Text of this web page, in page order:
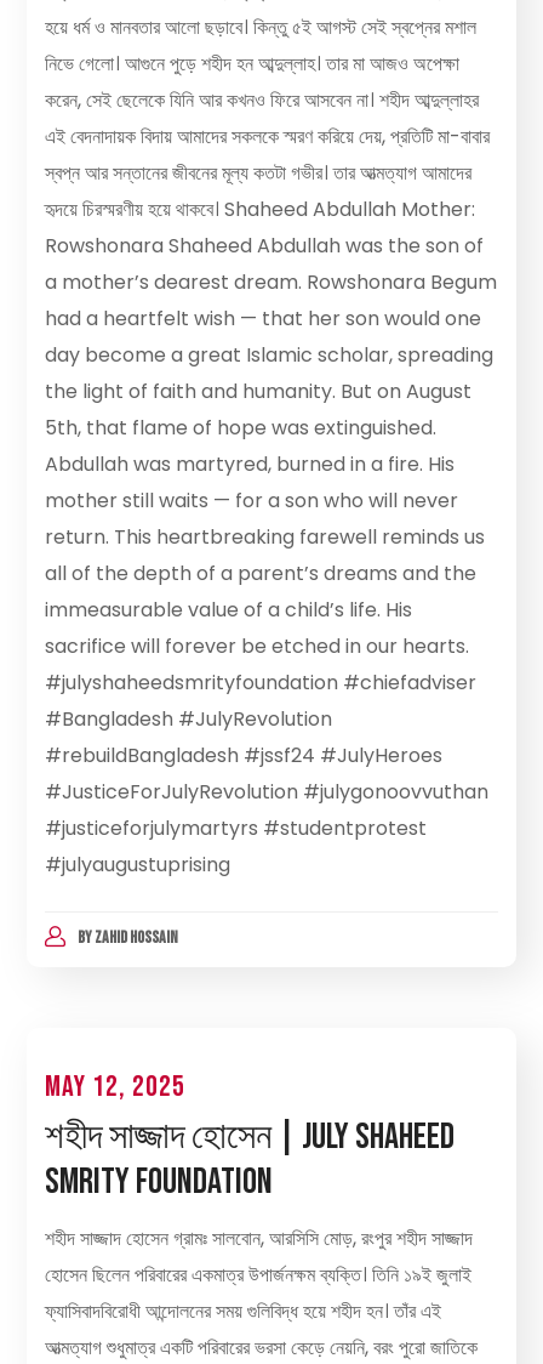
হয়ে ধর্ম ও মানবতার আলো ছড়াবে। কিন্তু ৫ই আগস্ট সেই স্বপ্নের মশাল
নিভে গেলো। আগুনে পুড়ে শহীদ হন আব্দুল্লাহ। তার মা আজও অপেক্ষা
করেন, সেই ছেলেকে যিনি আর কখনও ফিরে আসবেন না। শহীদ আব্দুল্লাহর
এই বেদনাদায়ক বিদায় আমাদের সকলকে স্মরণ করিয়ে দেয়, প্রতিটি মা-বাবার
স্বপ্ন আর সন্তানের জীবনের মূল্য কতটা গভীর। তার আত্মত্যাগ আমাদের
হৃদয়ে চিরস্মরণীয় হয়ে থাকবে। Shaheed Abdullah Mother:
Rowshonara Shaheed Abdullah was the son of
a mother’s dearest dream. Rowshonara Begum
had a heartfelt wish — that her son would one
day become a great Islamic scholar, spreading
the light of faith and humanity. But on August
5th, that flame of hope was extinguished.
Abdullah was martyred, burned in a fire. His
mother still waits — for a son who will never
return. This heartbreaking farewell reminds us
all of the depth of a parent’s dreams and the
immeasurable value of a child’s life. His
sacrifice will forever be etched in our hearts.
#julyshaheedsmrityfoundation #chiefadviser
#Bangladesh #JulyRevolution
#rebuildBangladesh #jssf24 #JulyHeroes
#JusticeForJulyRevolution #julygonoovvuthan
#justiceforjulymartyrs #studentprotest
#julyaugustuprising
BYZAHID HOSSAIN
May 12, 2025
শহীদ সাজ্জাদ হোসেন | July Shaheed
Smrity Foundation
শহীদ সাজ্জাদ হোসেন গ্রামঃ সালবোন, আরসিসি মোড়, রংপুর শহীদ সাজ্জাদ
হোসেন ছিলেন পরিবারের একমাত্র উপার্জনক্ষম ব্যক্তি। তিনি ১৯ই জুলাই
ফ্যাসিবাদবিরোধী আন্দোলনের সময় গুলিবিদ্ধ হয়ে শহীদ হন। তাঁর এই
আত্মত্যাগ শুধুমাত্র একটি পরিবারের ভরসা কেড়ে নেয়নি, বরং পুরো জাতিকে